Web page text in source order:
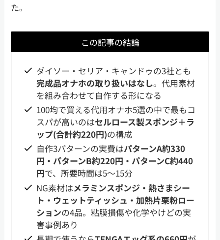
た。
この記事の結論
ダイソー・セリア・キャンドゥの3社とも
完成品オナホの取り扱いはなし。代用素材
を組み合わせて自作する形になる
100均で買える代用オナホ5選の中で最もコ
スパが高いのはセルロース製スポンジ＋ラ
ップ(合計約220円)の構成
自作3パターンの実費はパターンA約330
円・パターンB約220円・パターンC約440
円で、所要時間は5〜15分
NG素材はメラミンスポンジ・熱さまシー
ト・ウェットティッシュ・加熱片栗粉ロー
ションの4品。粘膜損傷や化学やけどの実
害事例あり